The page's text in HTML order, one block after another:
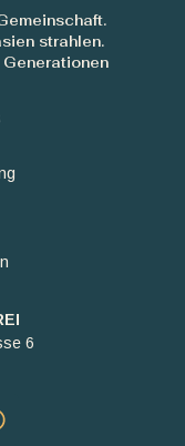
strahlen.
6